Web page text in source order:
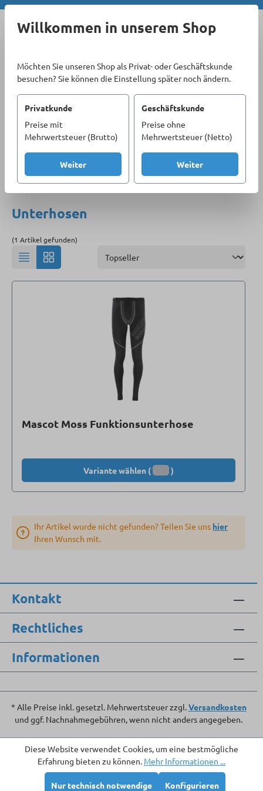
Zum Hauptinhalt springen
Willkommen in unserem Shop
Möchten Sie unseren Shop als Privat- oder Geschäftskunde
besuchen? Sie können die Einstellung später noch ändern.
Privatkunde
Preise mit
Mehrwertsteuer (Brutto)
Weiter
Geschäftskunde
Preise ohne
Mehrwertsteuer (Netto)
Weiter
Sortiment
Berufsmoden & Arbeitsschutz
Arbeitsbekleidung
Unterwäsche Unterhosen
Unterhosen
(1 Artikel gefunden)
Mascot Moss Funktionsunterhose
Variante wählen ( )
Ihr Artikel wurde nicht gefunden? Teilen Sie uns hier
Ihren Wunsch mit.
Kontakt
Rechtliches
Informationen
* Alle Preise inkl. gesetzl. Mehrwertsteuer zzgl.Versandkosten
und ggf. Nachnahmegebühren, wenn nicht anders angegeben.
Diese Website verwendet Cookies, um eine bestmögliche
Erfahrung bieten zu können. Mehr Informationen ...
Nur technisch notwendige Konfigurieren